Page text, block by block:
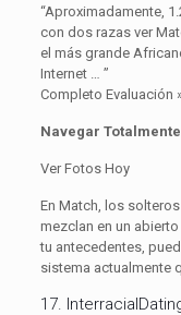
“Aproximadamente,
con dos razas ver
el más grande
Internet … ”
Completo Evaluación
Navegar
Ver Fotos Hoy
En Match, los
mezclan en un
tu antecedentes,
sistema actualmente
17.